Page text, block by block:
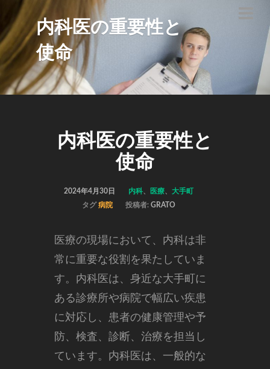
内科医の重要性と
使命
内科医の重要性と
使命
2024年4月30日 内科、 医療、 大手町
タグ病院 投稿者: GRATO
医療の現場において、内科は非
常に重要な役割を果たしていま
す。 内科医は、身近な大手町に
ある診療所や病院で幅広い疾患
に対応し、患者の健康管理や予
防、検査、診断、治療を担当し
ています。内科医は、一般的な